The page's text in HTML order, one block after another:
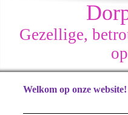
Gezellige,
Welkom op onze website!